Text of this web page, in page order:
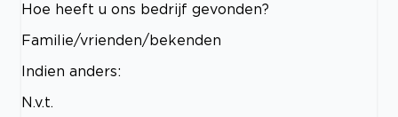
Hoe heeft u ons bedrijf gevonden?
Familie/vrienden/bekenden
Indien anders:
N.v.t.